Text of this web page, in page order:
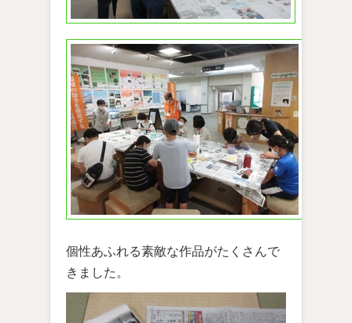
個性あふれる素敵な作品がたくさんで
きました。